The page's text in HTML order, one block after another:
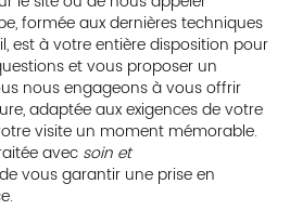
formée aux dernières techniques
est à votre entière disposition pour
et vous proposer un
nous engageons à vous offrir
adaptée aux exigences de votre
visite un moment mémorable.
avec soin et
vous garantir une prise en